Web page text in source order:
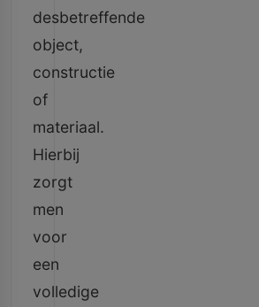
desbetreffende
object,
constructie
of
materiaal.
Hierbij
zorgt
men
voor
een
volledige